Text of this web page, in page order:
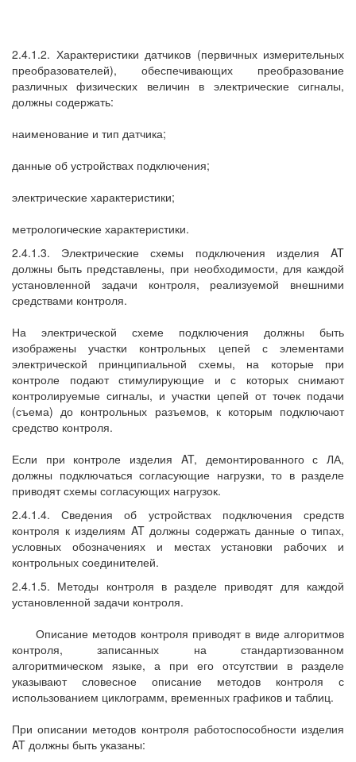
2.4.1.2. Характеристики датчиков (первичных измерительных
преобразователей), обеспечивающих преобразование
различных физических величин в электрические сигналы,
должны содержать:
наименование и тип датчика;
данные об устройствах подключения;
электрические характеристики;
метрологические характеристики.
2.4.1.3. Электрические схемы подключения изделия AT
должны быть представлены, при необходимости, для каждой
установленной задачи контроля, реализуемой внешними
средствами контроля.
На электрической схеме подключения должны быть
изображены участки контрольных цепей с элементами
электрической принципиальной схемы, на которые при
контроле подают стимулирующие и с которых снимают
контролируемые сигналы, и участки цепей от точек подачи
(съема) до контрольных разъемов, к которым подключают
средство контроля.
Если при контроле изделия AT, демонтированного с ЛА,
должны подключаться согласующие нагрузки, то в разделе
приводят схемы согласующих нагрузок.
2.4.1.4. Сведения об устройствах подключения средств
контроля к изделиям AT должны содержать данные о типах,
условных обозначениях и местах установки рабочих и
контрольных соединителей.
2.4.1.5. Методы контроля в разделе приводят для каждой
установленной задачи контроля.
Описание методов контроля приводят в виде алгоритмов
контроля, записанных на стандартизованном
алгоритмическом языке, а при его отсутствии в разделе
указывают словесное описание методов контроля с
использованием циклограмм, временных графиков и таблиц.
При описании методов контроля работоспособности изделия
AT должны быть указаны: